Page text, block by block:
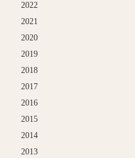
2022
2021
2020
2019
2018
2017
2016
2015
2014
2013